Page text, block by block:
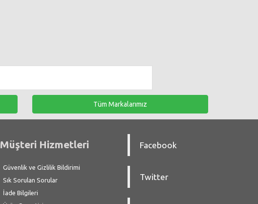
Tüm Markalarımız
Müşteri Hizmetleri
Güvenlik ve Gizlilik Bildirimi
Sık Sorulan Sorular
İade Bilgileri
Facebook
Twitter